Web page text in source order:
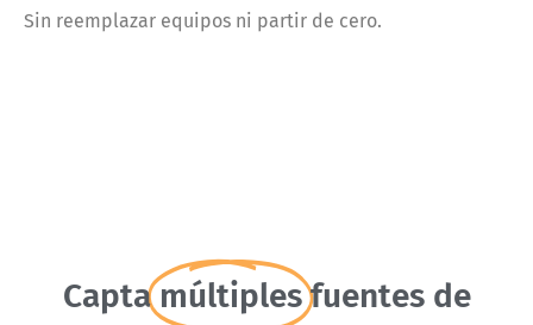
Sin reemplazar equipos ni partir de cero.
Capta múltiples fuentes de